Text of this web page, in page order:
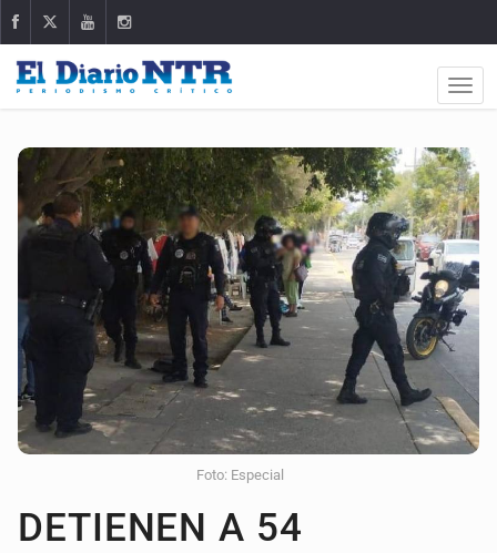
Foto: Especial
DETIENEN A 54